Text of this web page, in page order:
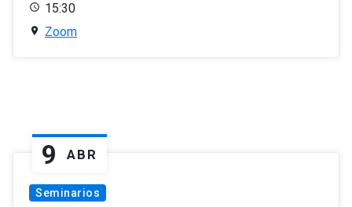
15:30
Zoom
9 ABR
Seminarios